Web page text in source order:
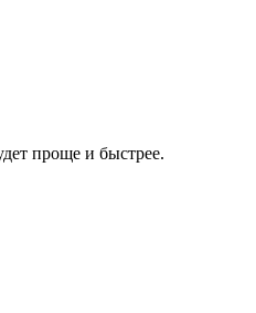
проще и быстрее.